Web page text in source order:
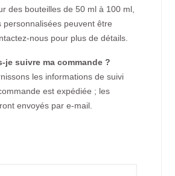
des bouteilles de 50 ml à 100 ml,
personnalisées peuvent être
nous pour plus de détails.
je suivre ma commande ?
les informations de suivi
est expédiée ; les
envoyés par e-mail.